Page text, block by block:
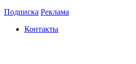
Подписка Реклама
Контакты